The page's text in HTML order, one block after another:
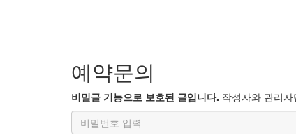
예약문의
비밀글 기능으로 보호된 글입니다. 작성자와 관리